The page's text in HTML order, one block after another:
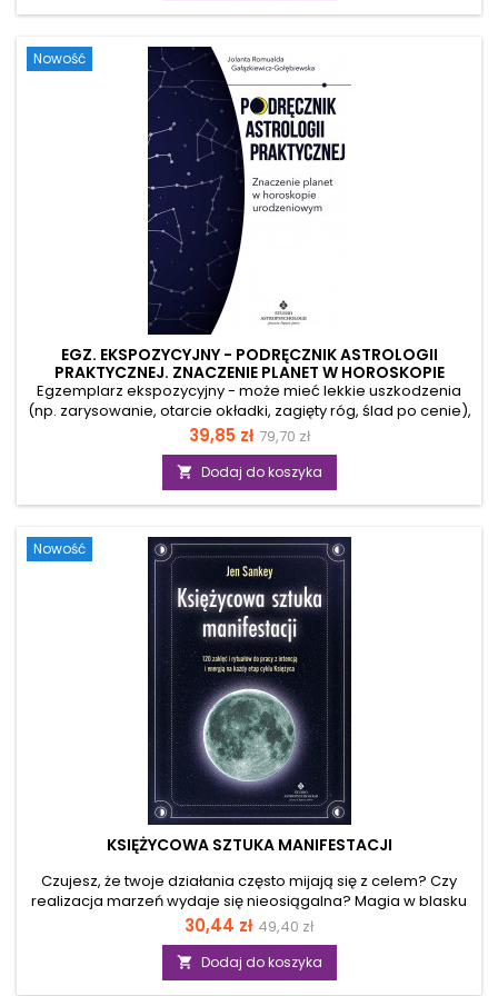
odczytać własny potencjał relacyjny. Autorka wyjaśnia, jak
lepiej poznać swój sposób kochania, budowania bliskości i...
Nowość
EGZ. EKSPOZYCYJNY - PODRĘCZNIK ASTROLOGII
PRAKTYCZNEJ. ZNACZENIE PLANET W HOROSKOPIE
URODZENIOWYM
Egzemplarz ekspozycyjny - może mieć lekkie uszkodzenia
(np. zarysowanie, otarcie okładki, zagięty róg, ślad po cenie),
ale merytorycznie jest pełnowartościowy. Autorka dzieli się
swoim ponad dwudziestoletnim doświadczeniem w
dziedzinie astrologii urodzeniowej. Prezentowany podręcznik
zawiera esencję wiedzy niezbędnej zarówno dla
początkujących, jak i zaawansowanych miłośników
astropsycholog omawia esencjalne godności i słabości...
Cena
39,85 zł Cena
podstawowa
79,70 zł
 Dodaj do koszyka
Nowość
KSIĘŻYCOWA SZTUKA MANIFESTACJI
Czujesz, że twoje działania często mijają się z celem? Czy
realizacja marzeń wydaje się nieosiągalna? Magia w blasku
księżyca to rozwiązanie twoich problemów. Zamiast walczyć
z losem, nauczy się płynąć z prądem lunarnych cykli,
wykorzystując potęgę nowiu do zasiewania intencji, a
energię pełni do ich finalizacji. To książka dla każdego, kto
Cena
30,44 zł Cena
podstawowa
49,40 zł
 Dodaj do koszyka